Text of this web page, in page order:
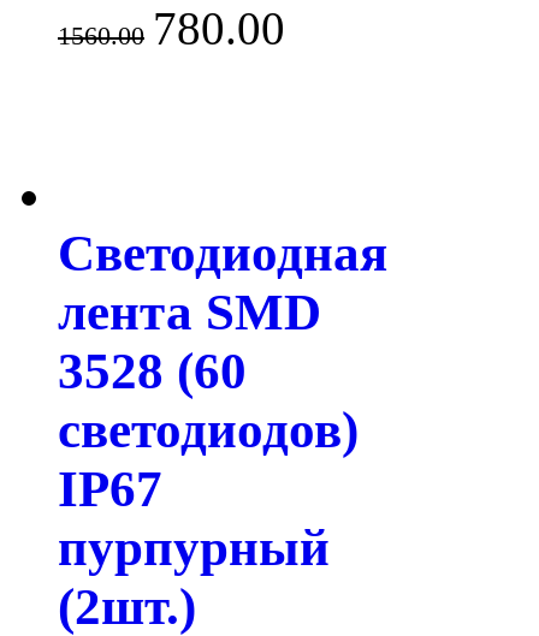
1560.00 780.00
Светодиодная
лента SMD
3528 (60
светодиодов)
IP67
пурпурный
(2шт.)